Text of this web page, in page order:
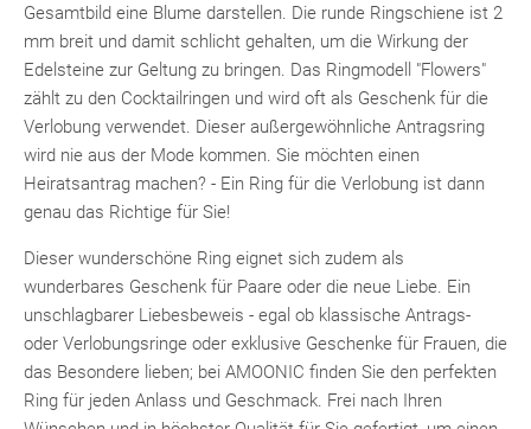
Gesamtbild eine Blume darstellen. Die runde Ringschiene ist 2
mm breit und damit schlicht gehalten, um die Wirkung der
Edelsteine zur Geltung zu bringen. Das Ringmodell "Flowers"
zählt zu den Cocktailringen und wird oft als Geschenk für die
Verlobung verwendet. Dieser außergewöhnliche Antragsring
wird nie aus der Mode kommen. Sie möchten einen
Heiratsantrag machen? - Ein Ring für die Verlobung ist dann
genau das Richtige für Sie!
Dieser wunderschöne Ring eignet sich zudem als
wunderbares Geschenk für Paare oder die neue Liebe. Ein
unschlagbarer Liebesbeweis - egal ob klassische Antrags-
oder Verlobungsringe oder exklusive Geschenke für Frauen, die
das Besondere lieben; bei AMOONIC finden Sie den perfekten
Ring für jeden Anlass und Geschmack. Frei nach Ihren